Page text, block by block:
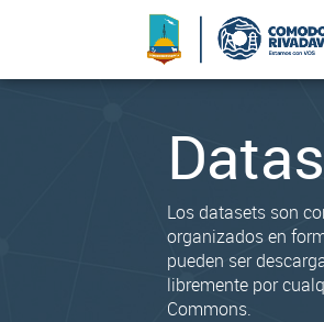
Los datasets son
organizados en
pueden ser
libremente por
Commons.